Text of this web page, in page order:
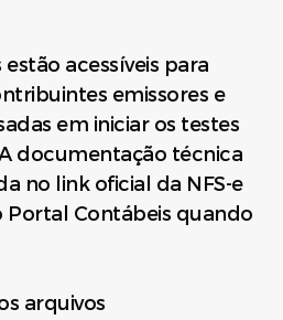
acessíveis para
emissores e
em iniciar os testes
documentação técnica
no link oficial da NFS-e
Portal Contábeis quando
arquivos